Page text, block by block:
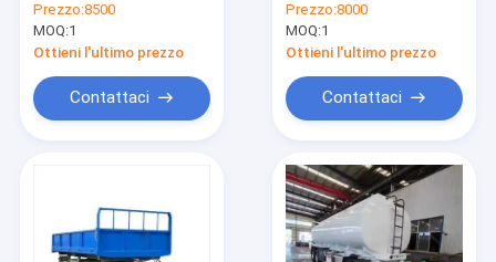
posteriore Dump Bar
di trazione rimorchio
completo
Prezzo:8500
MOQ:1
Ottieni l'ultimo prezzo
Contattaci
con scala
Prezzo:8000
MOQ:1
Ottieni l'ultimo prezzo
Contattaci